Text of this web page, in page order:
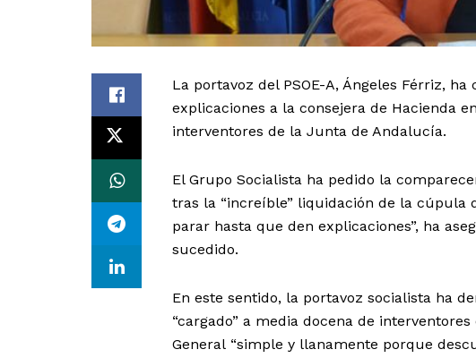
La portavoz del PSOE-A, Ángeles Férriz,
explicaciones a la consejera de Hacienda
interventores de la Junta de Andalucía.
El Grupo Socialista ha pedido la
tras la “increíble” liquidación de la cúpula
parar hasta que den explicaciones”, ha
sucedido.
En este sentido, la portavoz socialista ha
“cargado” a media docena de
General “simple y llanamente porque